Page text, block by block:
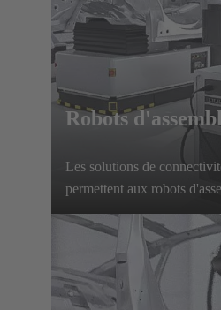
Robots
Les solutions de
permettent aux robots
des performances précises
des changements d'outils
transmission fiable de
signaux.